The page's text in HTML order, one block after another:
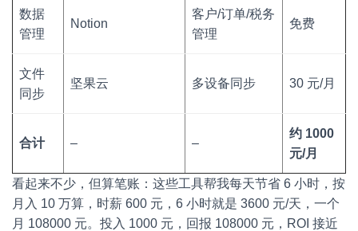
数据
管理
Notion
客户/订单/税务
管理
免费
文件
同步
坚果云 多设备同步 30 元/月
合计 – –
约 1000
元/月
看起来不少，但算笔账：这些工具帮我每天节省 6 小时，按
月入 10 万算，时薪 600 元，6 小时就是 3600 元/天，一个
月 108000 元。投入 1000 元，回报 108000 元，ROI 接近